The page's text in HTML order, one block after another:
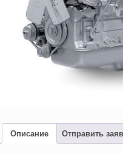
Описание Отправить